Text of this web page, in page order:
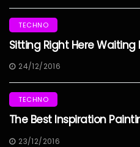
TECHNO
Sitting Right Here Waiting
24/12/2016
TECHNO
The Best Inspiration
23/12/2016